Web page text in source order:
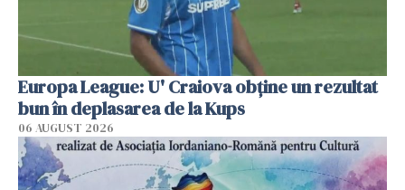
Europa League: U' Craiova obține un rezultat
bun în deplasarea de la Kups
06 AUGUST 2026